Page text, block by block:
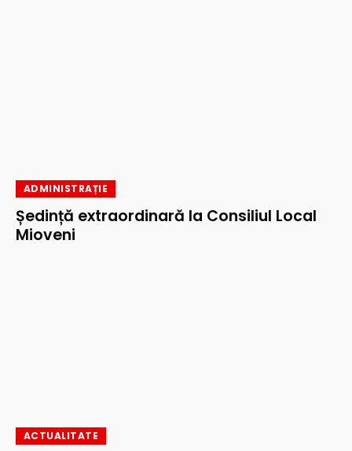
ADMINISTRAȚIE
Ședință extraordinară la Consiliul Local
Mioveni
ACTUALITATE